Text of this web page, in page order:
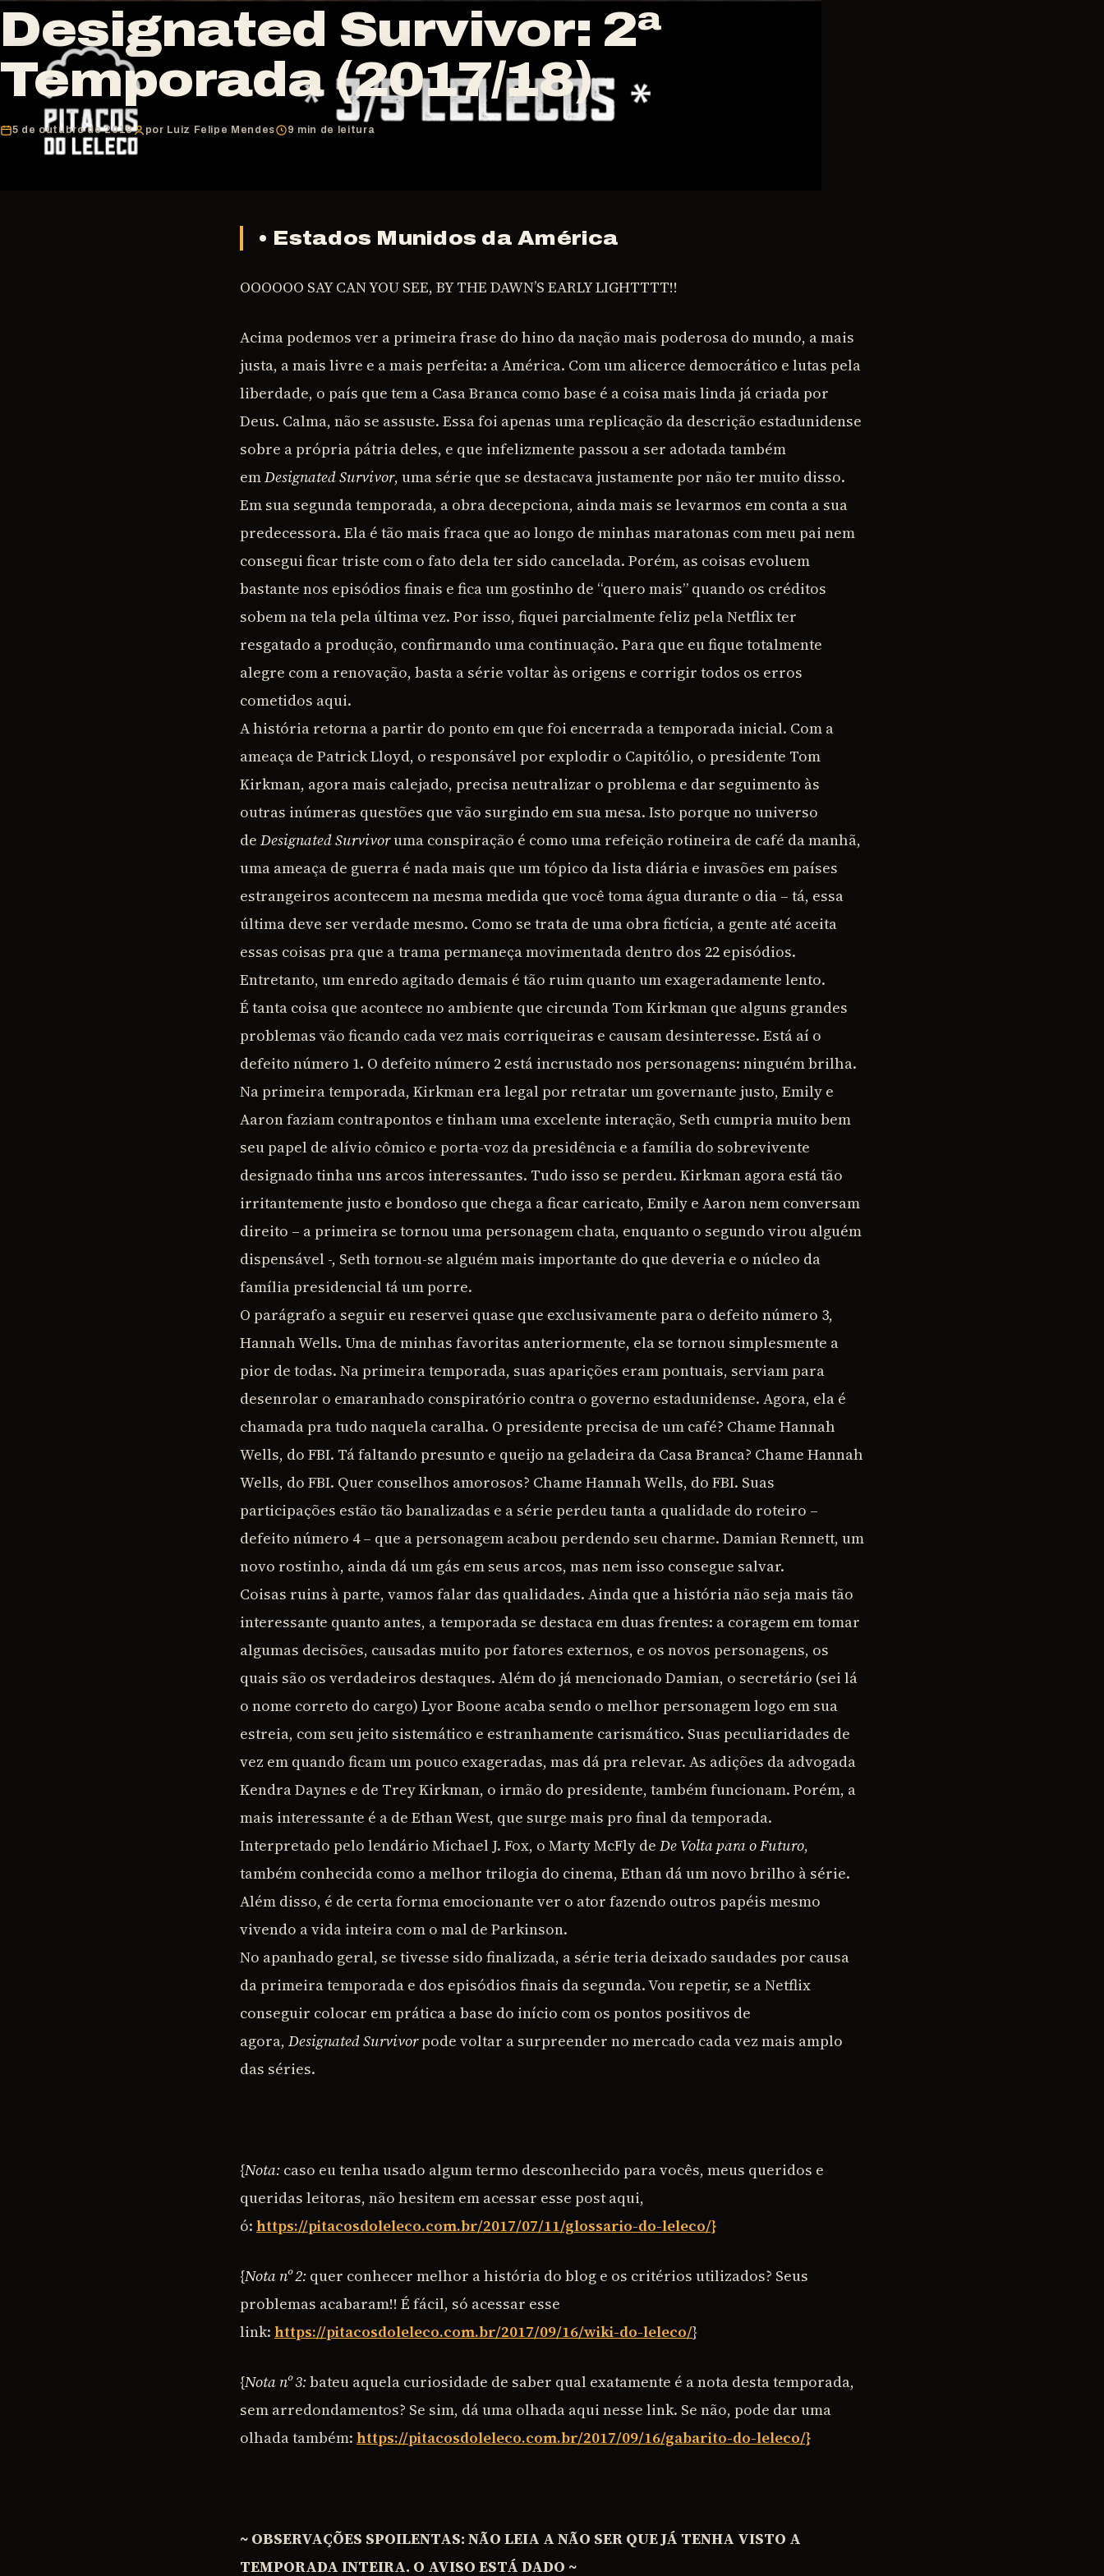
Designated Survivor: 2ª
Temporada (2017/18)
5 de outubro de 2018 por Luiz Felipe Mendes 9 min de leitura
• Estados Munidos da América
OOOOOO SAY CAN YOU SEE, BY THE DAWN’S EARLY LIGHTTTT!!
Acima podemos ver a primeira frase do hino da nação mais poderosa do mundo, a mais
justa, a mais livre e a mais perfeita: a América. Com um alicerce democrático e lutas pela
liberdade, o país que tem a Casa Branca como base é a coisa mais linda já criada por
Deus. Calma, não se assuste. Essa foi apenas uma replicação da descrição estadunidense
sobre a própria pátria deles, e que infelizmente passou a ser adotada também
emDesignated Survivor, uma série que se destacava justamente por não ter muito disso.
Em sua segunda temporada, a obra decepciona, ainda mais se levarmos em conta a sua
predecessora. Ela é tão mais fraca que ao longo de minhas maratonas com meu pai nem
consegui ficar triste com o fato dela ter sido cancelada. Porém, as coisas evoluem
bastante nos episódios finais e fica um gostinho de “quero mais” quando os créditos
sobem na tela pela última vez. Por isso, fiquei parcialmente feliz pela Netflix ter
resgatado a produção, confirmando uma continuação. Para que eu fique totalmente
alegre com a renovação, basta a série voltar às origens e corrigir todos os erros
cometidos aqui.
A história retorna a partir do ponto em que foi encerrada a temporada inicial. Com a
ameaça de Patrick Lloyd, o responsável por explodir o Capitólio, o presidente Tom
Kirkman, agora mais calejado, precisa neutralizar o problema e dar seguimento às
outras inúmeras questões que vão surgindo em sua mesa. Isto porque no universo
de Designated Survivoruma conspiração é como uma refeição rotineira de café da manhã,
uma ameaça de guerra é nada mais que um tópico da lista diária e invasões em países
estrangeiros acontecem na mesma medida que você toma água durante o dia – tá, essa
última deve ser verdade mesmo. Como se trata de uma obra fictícia, a gente até aceita
essas coisas pra que a trama permaneça movimentada dentro dos 22 episódios.
Entretanto, um enredo agitado demais é tão ruim quanto um exageradamente lento.
É tanta coisa que acontece no ambiente que circunda Tom Kirkman que alguns grandes
problemas vão ficando cada vez mais corriqueiras e causam desinteresse. Está aí o
defeito número 1. O defeito número 2 está incrustado nos personagens: ninguém brilha.
Na primeira temporada, Kirkman era legal por retratar um governante justo, Emily e
Aaron faziam contrapontos e tinham uma excelente interação, Seth cumpria muito bem
seu papel de alívio cômico e porta-voz da presidência e a família do sobrevivente
designado tinha uns arcos interessantes. Tudo isso se perdeu. Kirkman agora está tão
irritantemente justo e bondoso que chega a ficar caricato, Emily e Aaron nem conversam
direito – a primeira se tornou uma personagem chata, enquanto o segundo virou alguém
dispensável -, Seth tornou-se alguém mais importante do que deveria e o núcleo da
família presidencial tá um porre.
O parágrafo a seguir eu reservei quase que exclusivamente para o defeito número 3,
Hannah Wells. Uma de minhas favoritas anteriormente, ela se tornou simplesmente a
pior de todas. Na primeira temporada, suas aparições eram pontuais, serviam para
desenrolar o emaranhado conspiratório contra o governo estadunidense. Agora, ela é
chamada pra tudo naquela caralha. O presidente precisa de um café? Chame Hannah
Wells, do FBI. Tá faltando presunto e queijo na geladeira da Casa Branca? Chame Hannah
Wells, do FBI. Quer conselhos amorosos? Chame Hannah Wells, do FBI. Suas
participações estão tão banalizadas e a série perdeu tanta a qualidade do roteiro –
defeito número 4 – que a personagem acabou perdendo seu charme. Damian Rennett, um
novo rostinho, ainda dá um gás em seus arcos, mas nem isso consegue salvar.
Coisas ruins à parte, vamos falar das qualidades. Ainda que a história não seja mais tão
interessante quanto antes, a temporada se destaca em duas frentes: a coragem em tomar
algumas decisões, causadas muito por fatores externos, e os novos personagens, os
quais são os verdadeiros destaques. Além do já mencionado Damian, o secretário (sei lá
o nome correto do cargo) Lyor Boone acaba sendo o melhor personagem logo em sua
estreia, com seu jeito sistemático e estranhamente carismático. Suas peculiaridades de
vez em quando ficam um pouco exageradas, mas dá pra relevar. As adições da advogada
Kendra Daynes e de Trey Kirkman, o irmão do presidente, também funcionam. Porém, a
mais interessante é a de Ethan West, que surge mais pro final da temporada.
Interpretado pelo lendário Michael J. Fox, o Marty McFly de De Volta para o Futuro,
também conhecida como a melhor trilogia do cinema, Ethan dá um novo brilho à série.
Além disso, é de certa forma emocionante ver o ator fazendo outros papéis mesmo
vivendo a vida inteira com o mal de Parkinson.
No apanhado geral, se tivesse sido finalizada, a série teria deixado saudades por causa
da primeira temporada e dos episódios finais da segunda. Vou repetir, se a Netflix
conseguir colocar em prática a base do início com os pontos positivos de
agora, Designated Survivorpode voltar a surpreender no mercado cada vez mais amplo
das séries.
{Nota: caso eu tenha usado algum termo desconhecido para vocês, meus queridos e
queridas leitoras, não hesitem em acessar esse post aqui,
ó: https://pitacosdoleleco.com.br/2017/07/11/glossario-do-leleco/}
{Nota nº 2: quer conhecer melhor a história do blog e os critérios utilizados? Seus
problemas acabaram!! É fácil, só acessar esse
link: https://pitacosdoleleco.com.br/2017/09/16/wiki-do-leleco/}
{Nota nº 3:bateu aquela curiosidade de saber qual exatamente é a nota desta temporada,
sem arredondamentos? Se sim, dá uma olhada aqui nesse link. Se não, pode dar uma
olhada também: https://pitacosdoleleco.com.br/2017/09/16/gabarito-do-leleco/}
~ OBSERVAÇÕES SPOILENTAS: NÃO LEIA A NÃO SER QUE JÁ TENHA VISTO A
TEMPORADA INTEIRA. O AVISO ESTÁ DADO ~